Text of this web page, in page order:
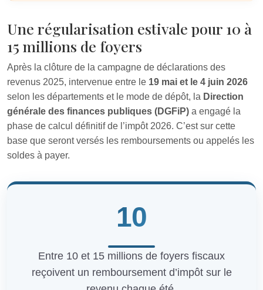
Une régularisation estivale pour 10 à
15 millions de foyers
Après la clôture de la campagne de déclarations des
revenus 2025, intervenue entre le 19 mai et le 4 juin 2026
selon les départements et le mode de dépôt, la Direction
générale des finances publiques (DGFiP) a engagé la
phase de calcul définitif de l’impôt 2026. C’est sur cette
base que seront versés les remboursements ou appelés les
soldes à payer.
10
Entre 10 et 15 millions de foyers fiscaux
reçoivent un remboursement d’impôt sur le